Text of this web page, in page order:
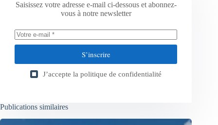
Saisissez votre adresse e-mail ci-dessous et abonnez-
vous à notre newsletter
S’inscrire
J’accepte la politique de confidentialité
Publications similaires